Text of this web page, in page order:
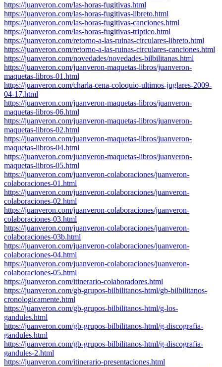
https://juanveron.com/las-horas-fugitivas.html
https://juanveron.com/las-horas-fugitivas-libreto.html
https://juanveron.com/las-horas-fugitivas-canciones.html
https://juanveron.com/las-horas-fugitivas-triptico.html
https://juanveron.com/retorno-a-las-ruinas-circulares-libreto.html
https://juanveron.com/retorno-a-las-ruinas-circulares-canciones.html
https://juanveron.com/novedades/novedades-bilbilitanas.html
https://juanveron.com/juanveron-maquetas-libros/juanveron-
maquetas-libros-01.html
https://juanveron.com/charla-cena-coloquio-ultimos-juglares-2009-
04-17.html
https://juanveron.com/juanveron-maquetas-libros/juanveron-
maquetas-libros-06.html
https://juanveron.com/juanveron-maquetas-libros/juanveron-
maquetas-libros-02.html
https://juanveron.com/juanveron-maquetas-libros/juanveron-
maquetas-libros-04.html
https://juanveron.com/juanveron-maquetas-libros/juanveron-
maquetas-libros-05.html
https://juanveron.com/juanveron-colaboraciones/juanveron-
colaboraciones-01.html
https://juanveron.com/juanveron-colaboraciones/juanveron-
colaboraciones-02.html
https://juanveron.com/juanveron-colaboraciones/juanveron-
colaboraciones-03.html
https://juanveron.com/juanveron-colaboraciones/juanveron-
colaboraciones-03b.html
https://juanveron.com/juanveron-colaboraciones/juanveron-
colaboraciones-04.html
https://juanveron.com/juanveron-colaboraciones/juanveron-
colaboraciones-05.html
https://juanveron.com/itinerario-colaboradores.html
https://juanveron.com/gb-grupos-bilbilitanos-html/gb-bilbilitanos-
cronologicamente.html
https://juanveron.com/gb-grupos-bilbilitanos-html/g-los-
gandules.html
https://juanveron.com/gb-grupos-bilbilitanos-html/g-discografia-
gandules.html
https://juanveron.com/gb-grupos-bilbilitanos-html/g-discografia-
gandules-2.html
https://juanveron.com/itinerario-presentaciones.html